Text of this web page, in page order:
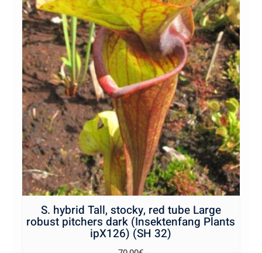
S. hybrid Tall, stocky, red tube Large
robust pitchers dark (Insektenfang Plants
ipX126) (SH 32)